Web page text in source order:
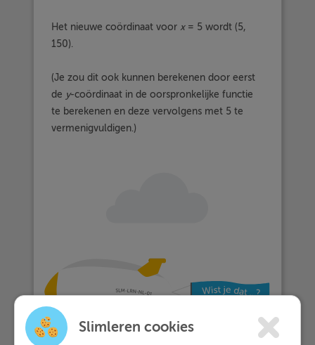
Het nieuwe coördinaat voor x= 5 wordt (5,
150).
(Je zou dit ook kunnen berekenen door eerst
de y-coördinaat in de oorspronkelijke functie
te berekenen en deze vervolgens met 5 te
vermenigvuldigen.)
Slimleren cookies